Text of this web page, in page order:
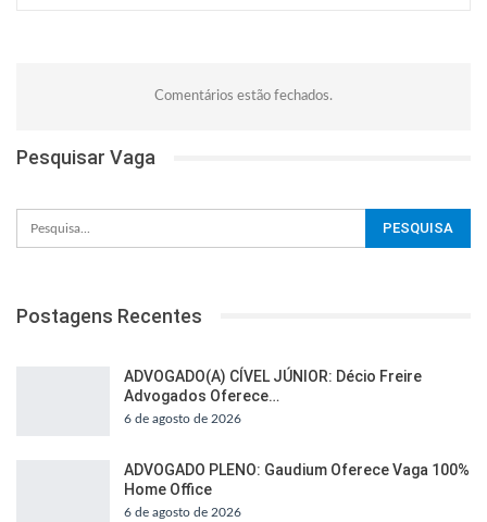
Comentários estão fechados.
Pesquisar Vaga
Postagens Recentes
ADVOGADO(A) CÍVEL JÚNIOR: Décio Freire
Advogados Oferece…
6 de agosto de 2026
ADVOGADO PLENO: Gaudium Oferece Vaga 100%
Home Office
6 de agosto de 2026